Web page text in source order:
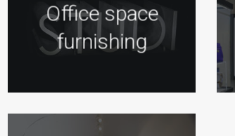
Office space
furnishing